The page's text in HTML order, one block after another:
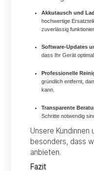
Akkutausch und
hochwertige
zuverlässig
Software-Updates
dass Ihr Gerät
Professionelle
gründlich entfernt,
kann.
Transparente
Schritte notwendig
Unsere Kundinnen
besonders, dass
anbieten.
Fazit